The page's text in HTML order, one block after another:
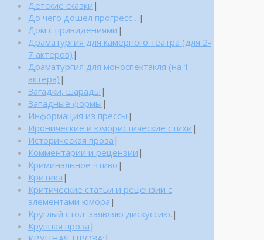
Детские сказки |
До чего дошел прогресс… |
Дом с привидениями |
Драматургия для камерного театра (для 2-
7 актеров) |
Драматургия для моноспектакля (на 1
актера) |
Загадки, шарады |
Западные формы |
Информация из прессы |
Иронические и юмористические стихи |
Историческая проза |
Комментарии и рецензии |
Криминальное чтиво |
Критика |
Критические статьи и рецензии с
элементами юмора |
Круглый стол: заявляю дискуссию. |
Крупная проза |